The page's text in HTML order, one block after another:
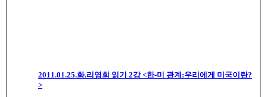
2011.01.25.화.리영희 읽기 2강 <한-미 관계:우리에게 미국이란?
>